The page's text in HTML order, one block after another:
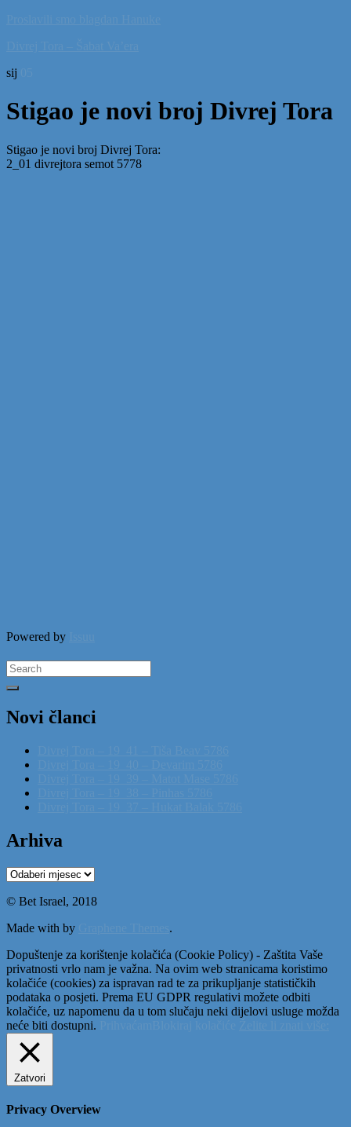
sij
Stigao je novi broj Divrej Tora
Stigao je novi broj Divrej Tora:
2_01 divrejtora semot 5778
Powered by
Search
for:
Novi članci
Arhiva
Arhiva
© Bet Israel, 2018
Made with by
.
Dopuštenje za korištenje kolačića (Cookie Policy) - Zaštita Vaše
privatnosti vrlo nam je važna. Na ovim web stranicama koristimo
kolačiće (cookies) za ispravan rad te za prikupljanje statističkih
podataka o posjeti. Prema EU GDPR regulativi možete odbiti
kolačiće, uz napomenu da u tom slučaju neki dijelovi usluge možda
neće biti dostupni.
Zatvori
Privacy Overview